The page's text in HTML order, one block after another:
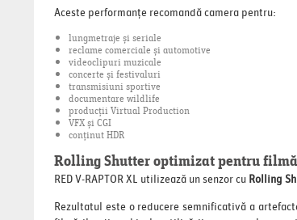
Aceste performanțe recomandă camera pentru:
lungmetraje și seriale
reclame comerciale și automotive
videoclipuri muzicale
concerte și festivaluri
transmisiuni sportive
documentare wildlife
producții Virtual Production
VFX și CGI
conținut HDR
Rolling Shutter optimizat pentru
RED V-RAPTOR XL utilizează un senzor cuRolling
Rezultatul este o reducere semnificativă a